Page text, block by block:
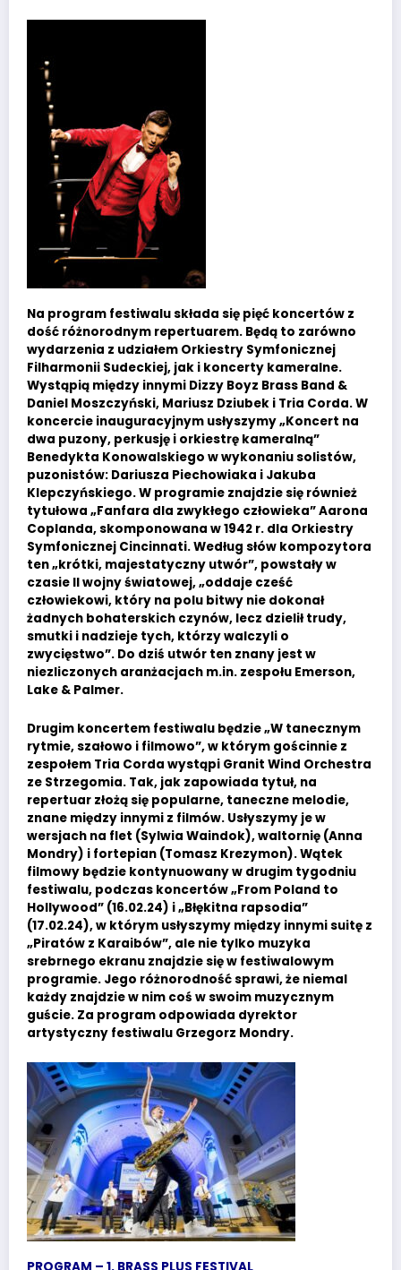
Na program festiwalu składa się pięć koncertów z
dość różnorodnym repertuarem. Będą to zarówno
wydarzenia z udziałem Orkiestry Symfonicznej
Filharmonii Sudeckiej, jak i koncerty kameralne.
Wystąpią między innymi Dizzy Boyz Brass Band &
Daniel Moszczyński, Mariusz Dziubek i Tria Corda. W
koncercie inauguracyjnym usłyszymy „Koncert na
dwa puzony, perkusję i orkiestrę kameralną”
Benedykta Konowalskiego w wykonaniu solistów,
puzonistów: Dariusza Piechowiaka i Jakuba
Klepczyńskiego. W programie znajdzie się również
tytułowa „Fanfara dla zwykłego człowieka” Aarona
Coplanda, skomponowana w 1942 r. dla Orkiestry
Symfonicznej Cincinnati. Według słów kompozytora
ten „krótki, majestatyczny utwór”, powstały w
czasie II wojny światowej, „oddaje cześć
człowiekowi, który na polu bitwy nie dokonał
żadnych bohaterskich czynów, lecz dzielił trudy,
smutki i nadzieje tych, którzy walczyli o
zwycięstwo”. Do dziś utwór ten znany jest w
niezliczonych aranżacjach m.in. zespołu Emerson,
Lake & Palmer.
Drugim koncertem festiwalu będzie „W tanecznym
rytmie, szałowo i filmowo”, w którym gościnnie z
zespołem Tria Corda wystąpi Granit Wind Orchestra
ze Strzegomia. Tak, jak zapowiada tytuł, na
repertuar złożą się popularne, taneczne melodie,
znane między innymi z filmów. Usłyszymy je w
wersjach na flet (Sylwia Waindok), waltornię (Anna
Mondry) i fortepian (Tomasz Krezymon). Wątek
filmowy będzie kontynuowany w drugim tygodniu
festiwalu, podczas koncertów „From Poland to
Hollywood” (16.02.24) i „Błękitna rapsodia”
(17.02.24), w którym usłyszymy między innymi suitę z
„Piratów z Karaibów”, ale nie tylko muzyka
srebrnego ekranu znajdzie się w festiwalowym
programie. Jego różnorodność sprawi, że niemal
każdy znajdzie w nim coś w swoim muzycznym
guście. Za program odpowiada dyrektor
artystyczny festiwalu Grzegorz Mondry.